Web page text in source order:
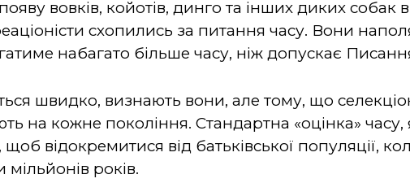
вовків, койотів, динго та інших диких собак
схопились за питання часу. Вони
набагато більше часу, ніж допускає
швидко, визнають вони, але тому, що
на кожне покоління. Стандартна «оцінка»
відокремитися від батьківської популяції,
років.